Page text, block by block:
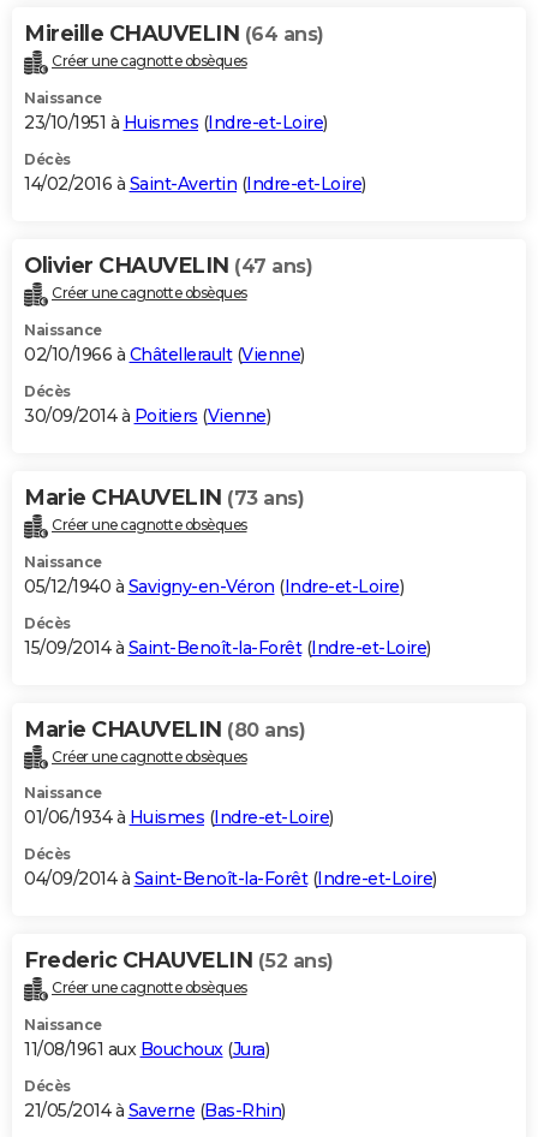
Mireille CHAUVELIN (64 ans)
Créer une cagnotte obsèques
Naissance
23/10/1951 à Huismes (Indre-et-Loire)
Décès
14/02/2016 à Saint-Avertin (Indre-et-Loire)
Olivier CHAUVELIN (47 ans)
Créer une cagnotte obsèques
Naissance
02/10/1966 à Châtellerault(Vienne)
Décès
30/09/2014 à Poitiers (Vienne)
Marie CHAUVELIN (73 ans)
Créer une cagnotte obsèques
Naissance
05/12/1940 à Savigny-en-Véron (Indre-et-Loire)
Décès
15/09/2014 à Saint-Benoît-la-Forêt(Indre-et-Loire)
Marie CHAUVELIN (80 ans)
Créer une cagnotte obsèques
Naissance
01/06/1934 à Huismes (Indre-et-Loire)
Décès
04/09/2014 à Saint-Benoît-la-Forêt(Indre-et-Loire)
Frederic CHAUVELIN (52 ans)
Créer une cagnotte obsèques
Naissance
11/08/1961 aux Bouchoux(Jura)
Décès
21/05/2014 à Saverne (Bas-Rhin)